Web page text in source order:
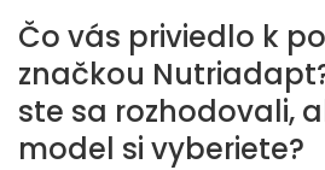
Čo vás priviedlo k
značkou
ste sa rozhodovali,
model si vyberiete?